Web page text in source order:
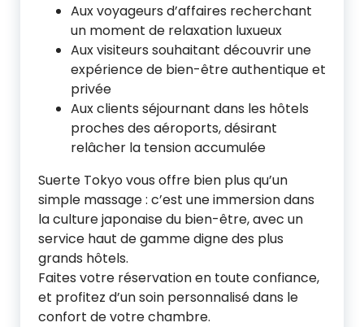
Aux voyageurs d’affaires recherchant
un moment de relaxation luxueux
Aux visiteurs souhaitant découvrir une
expérience de bien-être authentique et
privée
Aux clients séjournant dans les hôtels
proches des aéroports, désirant
relâcher la tension accumulée
Suerte Tokyo vous offre bien plus qu’un
simple massage : c’est une immersion dans
la culture japonaise du bien-être, avec un
service haut de gamme digne des plus
grands hôtels.
Faites votre réservation en toute confiance,
et profitez d’un soin personnalisé dans le
confort de votre chambre.